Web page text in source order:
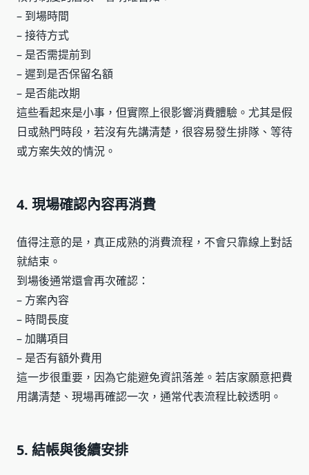
– 到場時間
– 接待方式
– 是否需提前到
– 遲到是否保留名額
– 是否能改期
這些看起來是小事，但實際上很影響消費體驗。尤其是假
日或熱門時段，若沒有先講清楚，很容易發生排隊、等待
或方案失效的情況。
4. 現場確認內容再消費
值得注意的是，真正成熟的消費流程，不會只靠線上對話
就結束。
到場後通常還會再次確認：
– 方案內容
– 時間長度
– 加購項目
– 是否有額外費用
這一步很重要，因為它能避免資訊落差。若店家願意把費
用講清楚、現場再確認一次，通常代表流程比較透明。
5. 結帳與後續安排